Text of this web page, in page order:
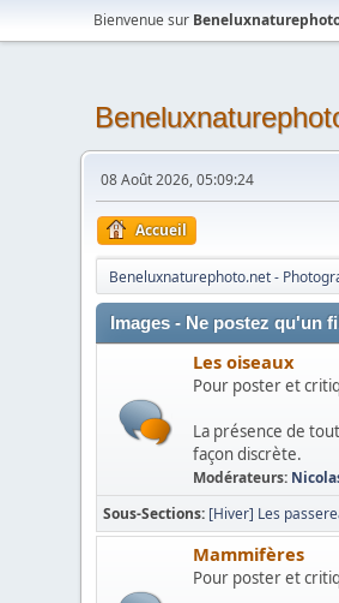
Bienvenue sur
08 Août 2026, 05:09:24
Accueil
Beneluxnaturephoto.net -
Images - Ne postez qu'un
Les oiseaux
Pour poster et
La présence de
façon discrète.
Modérateurs:
Sous-Sections [Hiver] Les
Mammifères
Pour poster et